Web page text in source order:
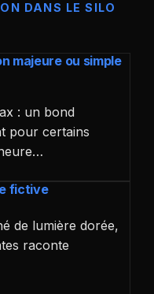
DANS LE SILO
majeure ou simple
: un bond
pour certains
fictive
de lumière dorée,
raconte